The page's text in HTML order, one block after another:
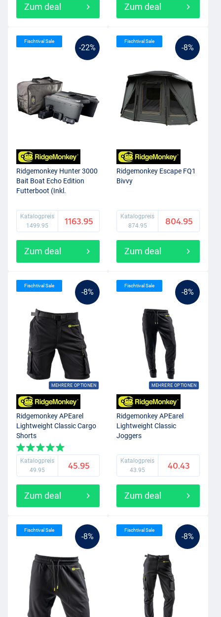
Zum deal Zum deal
-22%
Fischtival Sale
Ridgemonkey Hunter 3000
Bait Boat Echo Edition
Futterboot (Inkl.
Katalogpreis
1499.95
1163.95
Zum deal
-8%
Fischtival Sale
Ridgemonkey Escape FQ1
Bivvy
Katalogpreis
874.95
804.95
Zum deal
-8%
MEHRERE OPTIONEN
Fischtival Sale
Ridgemonkey APEarel
Lightweight Classic Cargo
Shorts
Katalogpreis
49.95
45.95
Zum deal
-8%
MEHRERE OPTIONEN
Fischtival Sale
Ridgemonkey APEarel
Lightweight Classic
Joggers
Katalogpreis
43.95
40.43
Zum deal
-8%
Fischtival Sale
-8%
Fischtival Sale